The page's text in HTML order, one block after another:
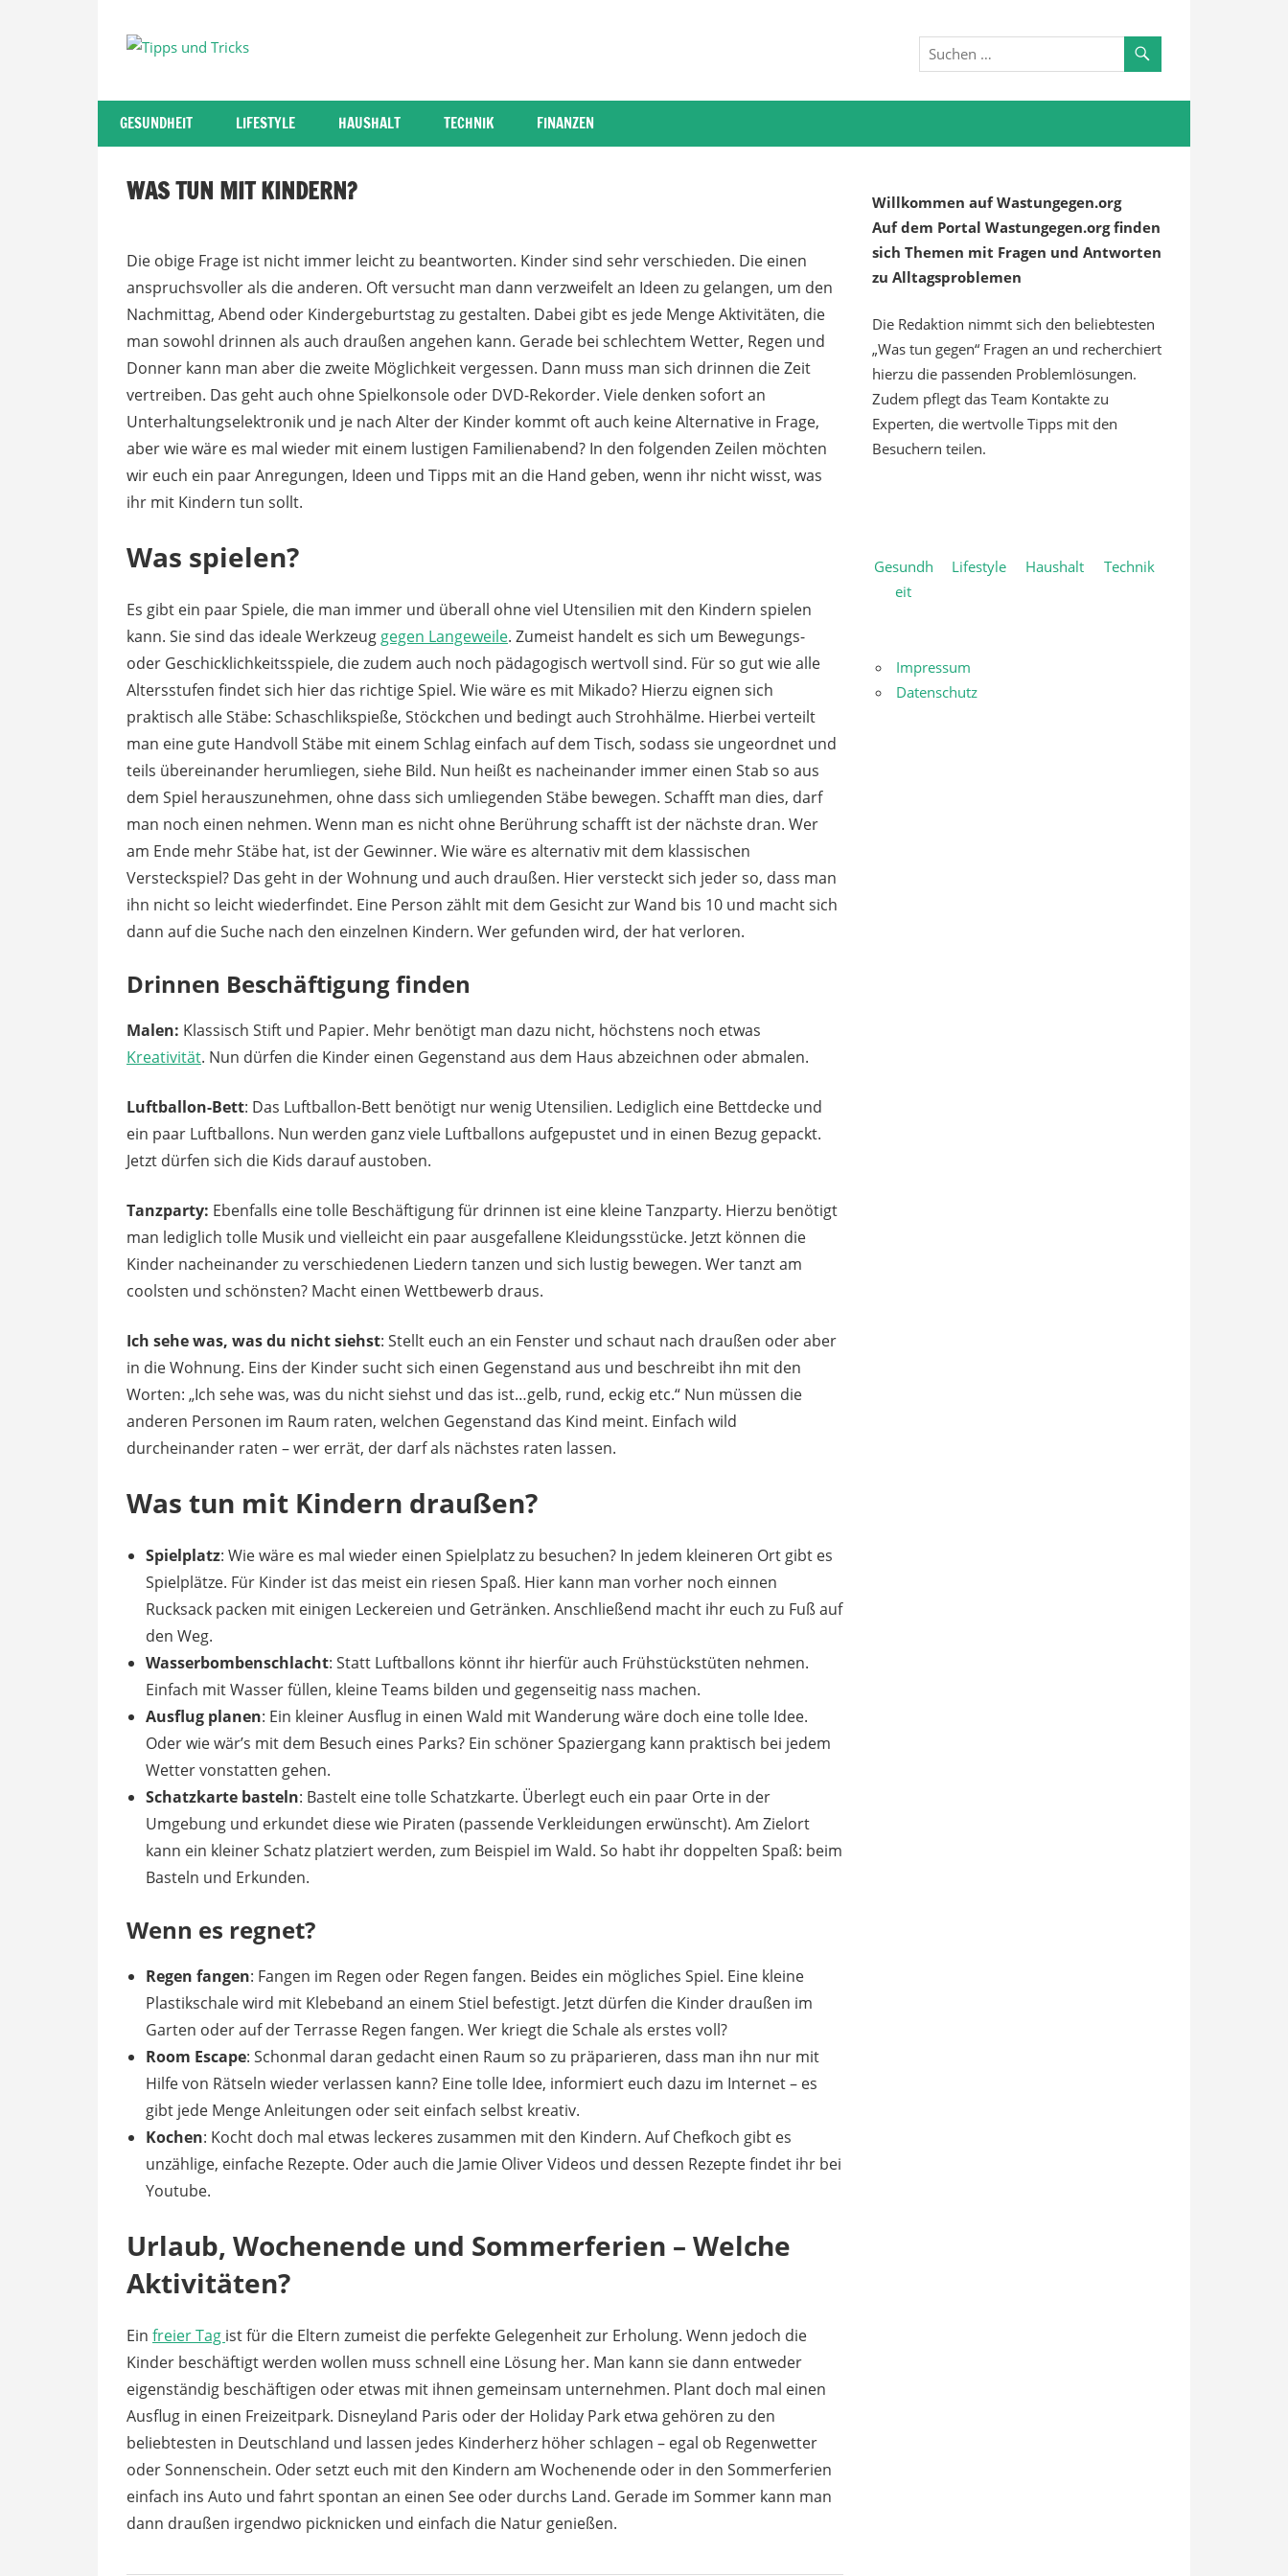
Inhalt
und
Tricks
GESUNDHEIT LIFESTYLE HAUSHALT TECHNIK FINANZEN
WAS TUN MIT KINDERN?
Die obige Frage ist nicht immer leicht zu beantworten. Kinder sind sehr verschieden. Die einen
anspruchsvoller als die anderen. Oft versucht man dann verzweifelt an Ideen zu gelangen, um den
Nachmittag, Abend oder Kindergeburtstag zu gestalten. Dabei gibt es jede Menge Aktivitäten, die
man sowohl drinnen als auch draußen angehen kann. Gerade bei schlechtem Wetter, Regen und
Donner kann man aber die zweite Möglichkeit vergessen. Dann muss man sich drinnen die Zeit
vertreiben. Das geht auch ohne Spielkonsole oder DVD-Rekorder. Viele denken sofort an
Unterhaltungselektronik und je nach Alter der Kinder kommt oft auch keine Alternative in Frage,
aber wie wäre es mal wieder mit einem lustigen Familienabend? In den folgenden Zeilen möchten
wir euch ein paar Anregungen, Ideen und Tipps mit an die Hand geben, wenn ihr nicht wisst, was
ihr mit Kindern tun sollt.
Was spielen?
Es gibt ein paar Spiele, die man immer und überall ohne viel Utensilien mit den Kindern spielen
kann. Sie sind das ideale Werkzeug gegen Langeweile. Zumeist handelt es sich um Bewegungs-
oder Geschicklichkeitsspiele, die zudem auch noch pädagogisch wertvoll sind. Für so gut wie alle
Altersstufen findet sich hier das richtige Spiel. Wie wäre es mit Mikado? Hierzu eignen sich
praktisch alle Stäbe: Schaschlikspieße, Stöckchen und bedingt auch Strohhälme. Hierbei verteilt
man eine gute Handvoll Stäbe mit einem Schlag einfach auf dem Tisch, sodass sie ungeordnet und
teils übereinander herumliegen, siehe Bild. Nun heißt es nacheinander immer einen Stab so aus
dem Spiel herauszunehmen, ohne dass sich umliegenden Stäbe bewegen. Schafft man dies, darf
man noch einen nehmen. Wenn man es nicht ohne Berührung schafft ist der nächste dran. Wer
am Ende mehr Stäbe hat, ist der Gewinner. Wie wäre es alternativ mit dem klassischen
Versteckspiel? Das geht in der Wohnung und auch draußen. Hier versteckt sich jeder so, dass man
ihn nicht so leicht wiederfindet. Eine Person zählt mit dem Gesicht zur Wand bis 10 und macht sich
dann auf die Suche nach den einzelnen Kindern. Wer gefunden wird, der hat verloren.
Drinnen Beschäftigung finden
Malen: Klassisch Stift und Papier. Mehr benötigt man dazu nicht, höchstens noch etwas
Kreativität. Nun dürfen die Kinder einen Gegenstand aus dem Haus abzeichnen oder abmalen.
Luftballon-Bett: Das Luftballon-Bett benötigt nur wenig Utensilien. Lediglich eine Bettdecke und
ein paar Luftballons. Nun werden ganz viele Luftballons aufgepustet und in einen Bezug gepackt.
Jetzt dürfen sich die Kids darauf austoben.
Tanzparty: Ebenfalls eine tolle Beschäftigung für drinnen ist eine kleine Tanzparty. Hierzu benötigt
man lediglich tolle Musik und vielleicht ein paar ausgefallene Kleidungsstücke. Jetzt können die
Kinder nacheinander zu verschiedenen Liedern tanzen und sich lustig bewegen. Wer tanzt am
coolsten und schönsten? Macht einen Wettbewerb draus.
Ich sehe was, was du nicht siehst: Stellt euch an ein Fenster und schaut nach draußen oder aber
in die Wohnung. Eins der Kinder sucht sich einen Gegenstand aus und beschreibt ihn mit den
Worten: „Ich sehe was, was du nicht siehst und das ist…gelb, rund, eckig etc.“ Nun müssen die
anderen Personen im Raum raten, welchen Gegenstand das Kind meint. Einfach wild
durcheinander raten – wer errät, der darf als nächstes raten lassen.
Was tun mit Kindern draußen?
Spielplatz: Wie wäre es mal wieder einen Spielplatz zu besuchen? In jedem kleineren Ort gibt es
Spielplätze. Für Kinder ist das meist ein riesen Spaß. Hier kann man vorher noch einnen
Rucksack packen mit einigen Leckereien und Getränken. Anschließend macht ihr euch zu Fuß auf
den Weg.
Wasserbombenschlacht: Statt Luftballons könnt ihr hierfür auch Frühstückstüten nehmen.
Einfach mit Wasser füllen, kleine Teams bilden und gegenseitig nass machen.
Ausflug planen: Ein kleiner Ausflug in einen Wald mit Wanderung wäre doch eine tolle Idee.
Oder wie wär’s mit dem Besuch eines Parks? Ein schöner Spaziergang kann praktisch bei jedem
Wetter vonstatten gehen.
Schatzkarte basteln: Bastelt eine tolle Schatzkarte. Überlegt euch ein paar Orte in der
Umgebung und erkundet diese wie Piraten (passende Verkleidungen erwünscht). Am Zielort
kann ein kleiner Schatz platziert werden, zum Beispiel im Wald. So habt ihr doppelten Spaß: beim
Basteln und Erkunden.
Wenn es regnet?
Regen fangen: Fangen im Regen oder Regen fangen. Beides ein mögliches Spiel. Eine kleine
Plastikschale wird mit Klebeband an einem Stiel befestigt. Jetzt dürfen die Kinder draußen im
Garten oder auf der Terrasse Regen fangen. Wer kriegt die Schale als erstes voll?
Room Escape: Schonmal daran gedacht einen Raum so zu präparieren, dass man ihn nur mit
Hilfe von Rätseln wieder verlassen kann? Eine tolle Idee, informiert euch dazu im Internet – es
gibt jede Menge Anleitungen oder seit einfach selbst kreativ.
Kochen: Kocht doch mal etwas leckeres zusammen mit den Kindern. Auf Chefkoch gibt es
unzählige, einfache Rezepte. Oder auch die Jamie Oliver Videos und dessen Rezepte findet ihr bei
Youtube.
Urlaub, Wochenende und Sommerferien – Welche
Aktivitäten?
Ein freier Tag ist für die Eltern zumeist die perfekte Gelegenheit zur Erholung. Wenn jedoch die
Kinder beschäftigt werden wollen muss schnell eine Lösung her. Man kann sie dann entweder
eigenständig beschäftigen oder etwas mit ihnen gemeinsam unternehmen. Plant doch mal einen
Ausflug in einen Freizeitpark. Disneyland Paris oder der Holiday Park etwa gehören zu den
beliebtesten in Deutschland und lassen jedes Kinderherz höher schlagen – egal ob Regenwetter
oder Sonnenschein. Oder setzt euch mit den Kindern am Wochenende oder in den Sommerferien
einfach ins Auto und fahrt spontan an einen See oder durchs Land. Gerade im Sommer kann man
dann draußen irgendwo picknicken und einfach die Natur genießen.
Willkommen auf Wastungegen.org
Auf dem Portal Wastungegen.org finden
sich Themen mit Fragen und Antworten
zu Alltagsproblemen
Die Redaktion nimmt sich den beliebtesten
„Was tun gegen“ Fragen an und recherchiert
hierzu die passenden Problemlösungen.
Zudem pflegt das Team Kontakte zu
Experten, die wertvolle Tipps mit den
Besuchern teilen.
Gesundh
eit
Lifestyle Haushalt Technik
Impressum
Datenschutz